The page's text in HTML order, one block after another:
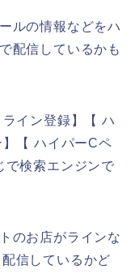
ルの情報などをハ
配信しているかも
イン登録】【 ハ
【 ハイパーCペ
で検索エンジンで
のお店がラインな
信しているかど